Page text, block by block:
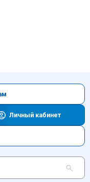
Личный кабинет